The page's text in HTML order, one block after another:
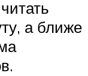
а ближе